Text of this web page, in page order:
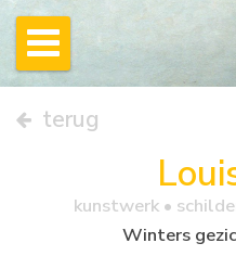
terug
kunstwerk •
Winters